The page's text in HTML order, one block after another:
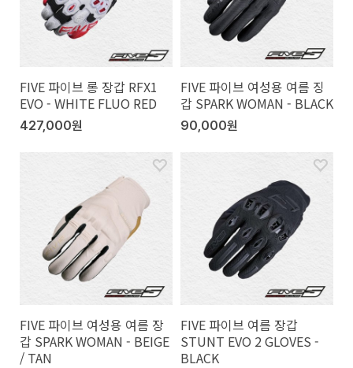
FIVE 파이브 롱 장갑 RFX1
EVO - WHITE FLUO RED
427,000원
FIVE 파이브 여성용 여름 징
갑 SPARK WOMAN - BLACK
90,000원
FIVE 파이브 여성용 여름 장
갑 SPARK WOMAN - BEIGE
/ TAN
FIVE 파이브 여름 장갑
STUNT EVO 2 GLOVES -
BLACK